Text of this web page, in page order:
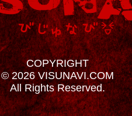
COPYRIGHT
© 2026 VISUNAVI.COM
All Rights Reserved.